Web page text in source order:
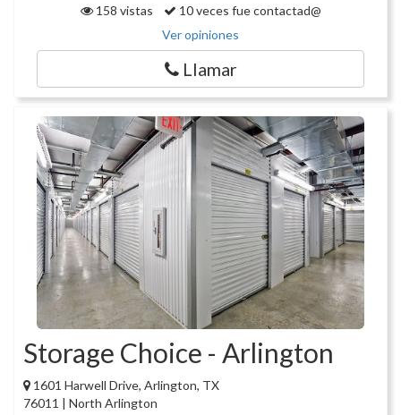
158 vistas
10 veces fue contactad@
Ver opiniones
Llamar
Storage Choice - Arlington
1601 Harwell Drive, Arlington, TX
76011 | North Arlington